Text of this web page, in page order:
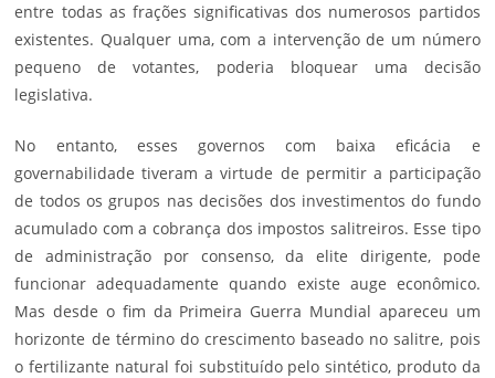
entre todas as frações significativas dos numerosos partidos
existentes. Qualquer uma, com a intervenção de um número
pequeno de votantes, poderia bloquear uma decisão
legislativa.
No entanto, esses governos com baixa eficácia e
governabilidade tiveram a virtude de permitir a participação
de todos os grupos nas decisões dos investimentos do fundo
acumulado com a cobrança dos impostos salitreiros. Esse tipo
de administração por consenso, da elite dirigente, pode
funcionar adequadamente quando existe auge econômico.
Mas desde o fim da Primeira Guerra Mundial apareceu um
horizonte de término do crescimento baseado no salitre, pois
o fertilizante natural foi substituído pelo sintético, produto da